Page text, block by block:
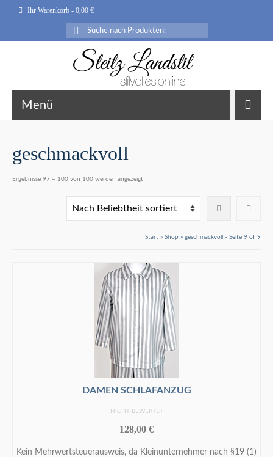
Ihr Warenkorb - 0,00 €
Suche
Menü
geschmackvoll
Ergebnisse 97 – 100 von 100 werden angezeigtNach
sortiert
Start » Shop » geschmackvoll - Seite 9 of 9
DAMEN SCHLAFANZUG
NICHT BEWERTET
128,00 €
Kein Mehrwertsteuerausweis, da Kleinunternehmer nach §19 (1)